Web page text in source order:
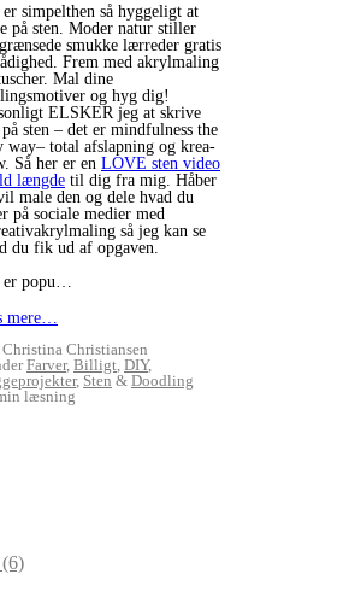
simpelthen så hyggeligt at
på sten. Moder natur stiller
smukke lærreder gratis
Frem med akrylmaling
Mal dine
og hyg dig!
ELSKER jeg at skrive
sten – det er mindfulness the
way– total afslapning og krea-
Så her er en LOVE sten video
længde til dig fra mig. Håber
male den og dele hvad du
på sociale medier med
så jeg kan se
du fik ud af opgaven.
popu…
mere…
Christiansen
Farver, Billigt DIY,
, Sten & Doodling
læsning
(6)